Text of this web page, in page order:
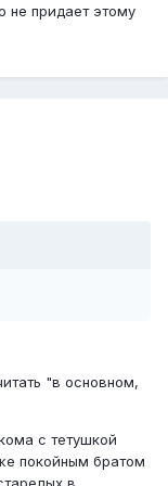
не придает этому
"в основном,
с тетушкой
покойным братом